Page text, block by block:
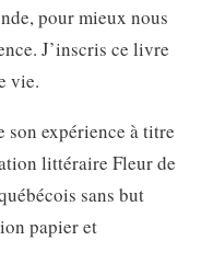
pour mieux nous
J’inscris ce livre
vie.
son expérience à titre
littéraire Fleur de
sans but
papier et